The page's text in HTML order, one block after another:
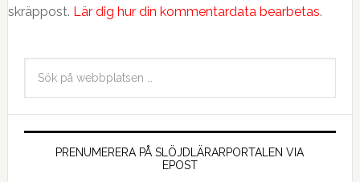
skräppost. Lär dig hur din kommentardata bearbetas.
PRENUMERERA PÅ SLÖJDLÄRARPORTALEN VIA
EPOST